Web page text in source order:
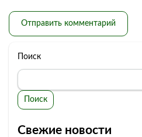
Поиск
Поиск
Свежие новости